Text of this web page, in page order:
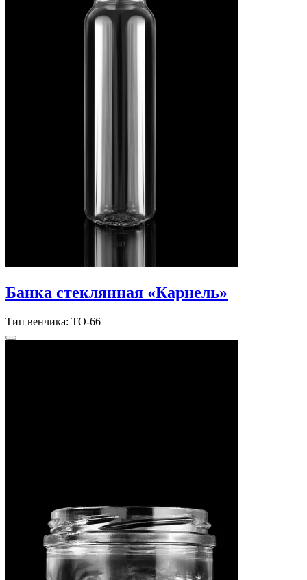
Банка стеклянная «Карнель»
Тип венчика: ТО-66